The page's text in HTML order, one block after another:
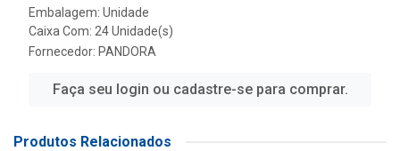
Embalagem: Unidade
Caixa Com: 24 Unidade(s)
Fornecedor: PANDORA
Faça seu login ou cadastre-se para comprar.
Produtos Relacionados